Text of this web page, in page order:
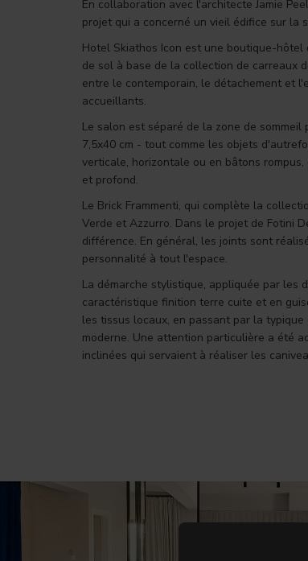
En collaboration avec l'architecte Jamie
projet qui a concerné un vieil édifice sur la
Hotel Skiathos Icon est une boutique-
de sol à base de la collection de carreaux
entre le contemporain, le détachement et
accueillants.
Le salon est séparé de la zone de
7,5x40 cm - tout comme les objets
verticale, horizontale ou en bâtons
et profond.
Le Brick Frammenti, qui complète la
Verde et Azzurro. Dans le projet de Fotini
différence. En général, les joints sont
personnalité à tout l'espace.
La démarche stylistique, appliquée par
caractéristique finition terre cuite et en
les tissus locaux, en passant par la
moderne. Une attention particulière a été
inclinées qui servaient à réaliser les